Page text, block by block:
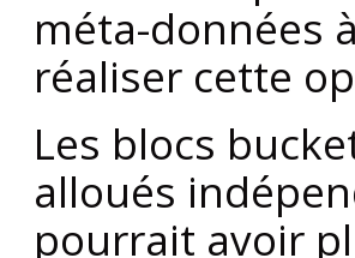
méta-données
réaliser cette
Les blocs
alloués
pourrait avoir